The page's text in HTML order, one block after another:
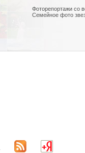
Фоторепортажи со
Семейное фото